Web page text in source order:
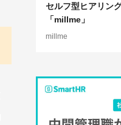
セルフ型ヒアリン
「millme」
millme